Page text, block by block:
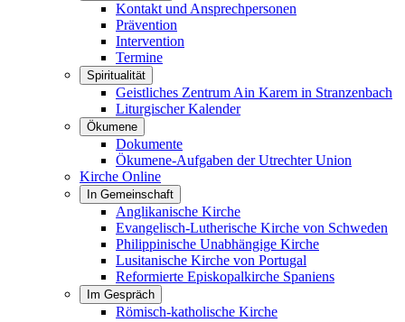
Kontakt und Ansprechpersonen
Prävention
Intervention
Termine
Spiritualität
Geistliches Zentrum Ain Karem in Stranzenbach
Liturgischer Kalender
Ökumene
Dokumente
Ökumene-Aufgaben der Utrechter Union
Kirche Online
In Gemeinschaft
Anglikanische Kirche
Evangelisch-Lutherische Kirche von Schweden
Philippinische Unabhängige Kirche
Lusitanische Kirche von Portugal
Reformierte Episkopalkirche Spaniens
Im Gespräch
Römisch-katholische Kirche